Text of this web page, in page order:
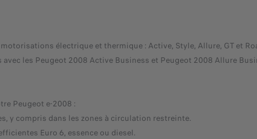
électrique et thermique : Active, Style, Allure, GT et
les Peugeot 2008 Active Business et Peugeot 2008 Allure
Peugeot e-2008 :
y compris dans les zones à circulation restreinte.
Euro 6, essence ou diesel.